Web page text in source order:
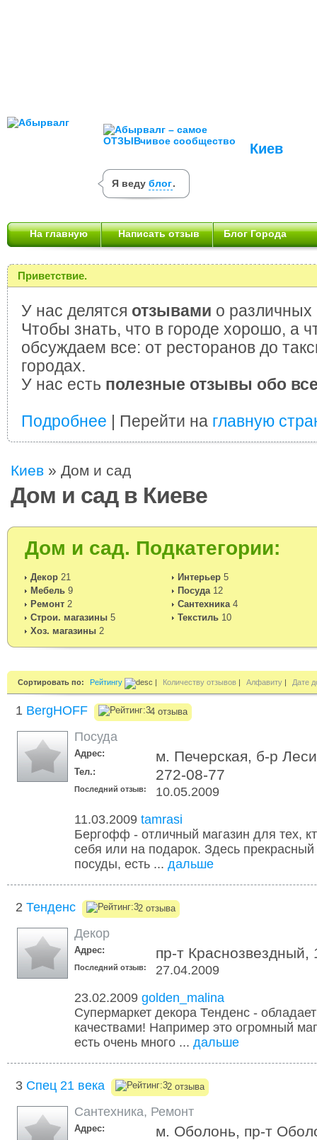
Киев
Я веду блог.
На главную Написать отзыв Блог Города
Приветствие.
У нас делятся отзывами о различных
Чтобы знать, что в городе хорошо, а
обсуждаем все: от ресторанов до
городах.
У нас есть полезные отзывы обо
Подробнее | Перейти на главную
Киев » Дом и сад
Дом и сад в Киеве
Дом и сад. Подкатегории:
Декор 21 Интерьер 5
Мебель 9 Посуда 12
Ремонт 2 Сантехника 4
Строи. магазины 5 Текстиль 10
Хоз. магазины 2
Сортировать по: Рейтингу | Количеству отзывов | Алфавиту | Дате
1 BergHOFF 4 отзыва
Посуда
Адрес: м. Печерская, б-р
Тел.: 272-08-77
Последний отзыв:
10.05.2009
11.03.2009 tamrasi
Бергофф - отличный магазин для тех,
себя или на подарок. Здесь
посуды, есть ... дальше
2 Тенденс 2 отзыва
Декор
Адрес: пр-т Краснозвездный,
Последний отзыв:
27.04.2009
23.02.2009 golden_malina
Супермаркет декора Тенденс -
качествами! Например это огромный
есть очень много ... дальше
3 Спец 21 века 2 отзыва
Сантехника, Ремонт
Адрес: м. Оболонь, пр-т